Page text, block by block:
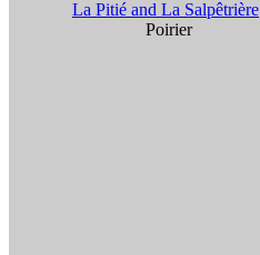
La Pitié and La Salpêtrière
Poirier